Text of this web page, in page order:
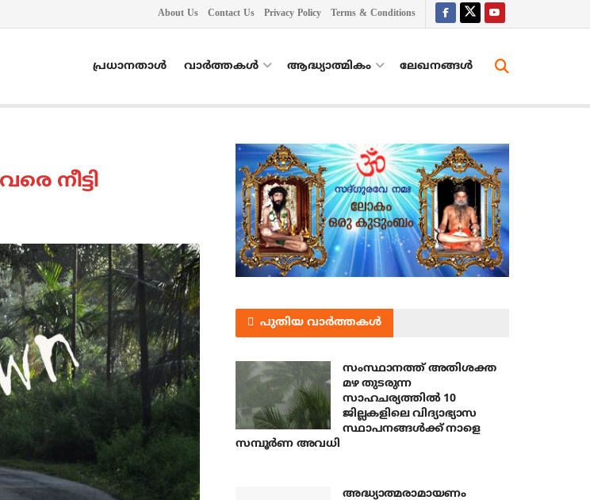
About Us Contact Us Privacy Policy Terms & Conditions
പ്രധാനതാൾ വാർത്തകൾ ആദ്ധ്യാത്മികം ലേഖനങ്ങള്‍
നീട്ടി
പുതിയ വാർത്തകൾ
സംസ്ഥാനത്ത് അതിശക്ത
മഴ തുടരുന്ന
സാഹചര്യത്തിൽ 10
ജില്ലകളിലെ വിദ്യാഭ്യാസ
സ്ഥാപനങ്ങൾക്ക് നാളെ
സമ്പൂർണ അവധി
അദ്ധ്യാത്മരാമായണം